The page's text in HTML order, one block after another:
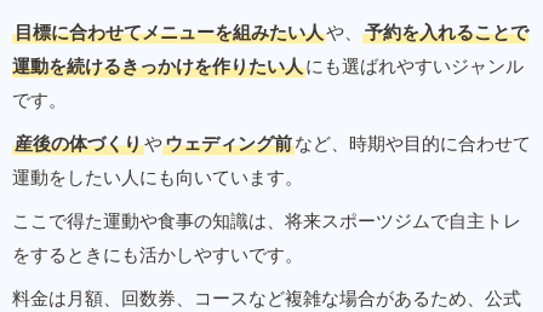
目標に合わせてメニューを組みたい人や、
予約を入れることで
運動を続けるきっかけを作りたい人にも選ばれやすいジャンル
です。
産後の体づくりやウェディング前など、時期や目的に合わせて
運動をしたい人にも向いています。
ここで得た運動や食事の知識は、将来スポーツジムで自主トレ
をするときにも活かしやすいです。
料金は月額、回数券、コースなど複雑な場合があるため、公式